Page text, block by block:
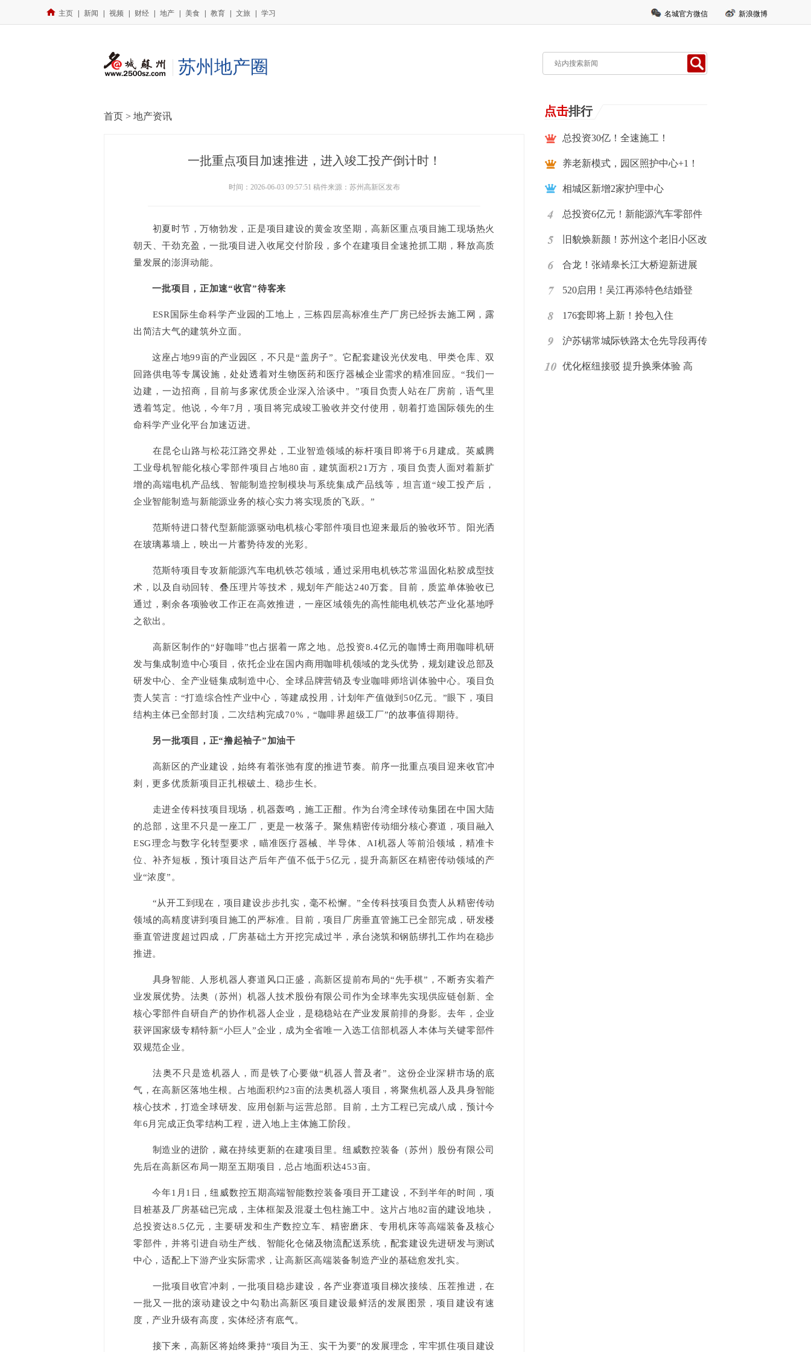
主页 新闻 视频 财经 地产 美食 教育 文旅 学习 名城官方微信 新浪微博
苏州地产圈
首页 > 地产资讯
一批重点项目加速推进，进入竣工投产倒计时！
时间：2026-06-03 09:57:51 稿件来源：苏州高新区发布
初夏时节，万物勃发，正是项目建设的黄金攻坚期，高新区重点项目施工现场热火
朝天、干劲充盈，一批项目进入收尾交付阶段，多个在建项目全速抢抓工期，释放高质
量发展的澎湃动能。
一批项目，正加速“收官”待客来
ESR国际生命科学产业园的工地上，三栋四层高标准生产厂房已经拆去施工网，露
出简洁大气的建筑外立面。
这座占地99亩的产业园区，不只是“盖房子”。它配套建设光伏发电、甲类仓库、双
回路供电等专属设施，处处透着对生物医药和医疗器械企业需求的精准回应。“我们一
边建，一边招商，目前与多家优质企业深入洽谈中。”项目负责人站在厂房前，语气里
透着笃定。他说，今年7月，项目将完成竣工验收并交付使用，朝着打造国际领先的生
命科学产业化平台加速迈进。
在昆仑山路与松花江路交界处，工业智造领域的标杆项目即将于6月建成。英威腾
工业母机智能化核心零部件项目占地80亩，建筑面积21万方，项目负责人面对着新扩
增的高端电机产品线、智能制造控制模块与系统集成产品线等，坦言道“竣工投产后，
企业智能制造与新能源业务的核心实力将实现质的飞跃。”
范斯特进口替代型新能源驱动电机核心零部件项目也迎来最后的验收环节。阳光洒
在玻璃幕墙上，映出一片蓄势待发的光彩。
范斯特项目专攻新能源汽车电机铁芯领域，通过采用电机铁芯常温固化粘胶成型技
术，以及自动回转、叠压理片等技术，规划年产能达240万套。目前，质监单体验收已
通过，剩余各项验收工作正在高效推进，一座区域领先的高性能电机铁芯产业化基地呼
之欲出。
高新区制作的“好咖啡”也占据着一席之地。总投资8.4亿元的咖博士商用咖啡机研
发与集成制造中心项目，依托企业在国内商用咖啡机领域的龙头优势，规划建设总部及
研发中心、全产业链集成制造中心、全球品牌营销及专业咖啡师培训体验中心。项目负
责人笑言：“打造综合性产业中心，等建成投用，计划年产值做到50亿元。”眼下，项目
结构主体已全部封顶，二次结构完成70%，“咖啡界超级工厂”的故事值得期待。
另一批项目，正“撸起袖子”加油干
高新区的产业建设，始终有着张弛有度的推进节奏。前序一批重点项目迎来收官冲
刺，更多优质新项目正扎根破土、稳步生长。
走进全传科技项目现场，机器轰鸣，施工正酣。作为台湾全球传动集团在中国大陆
的总部，这里不只是一座工厂，更是一枚落子。聚焦精密传动细分核心赛道，项目融入
ESG理念与数字化转型要求，瞄准医疗器械、半导体、AI机器人等前沿领域，精准卡
位、补齐短板，预计项目达产后年产值不低于5亿元，提升高新区在精密传动领域的产
业“浓度”。
“从开工到现在，项目建设步步扎实，毫不松懈。”全传科技项目负责人从精密传动
领域的高精度讲到项目施工的严标准。目前，项目厂房垂直管施工已全部完成，研发楼
垂直管进度超过四成，厂房基础土方开挖完成过半，承台浇筑和钢筋绑扎工作均在稳步
推进。
具身智能、人形机器人赛道风口正盛，高新区提前布局的“先手棋”，不断夯实着产
业发展优势。法奥（苏州）机器人技术股份有限公司作为全球率先实现供应链创新、全
核心零部件自研自产的协作机器人企业，是稳稳站在产业发展前排的身影。去年，企业
获评国家级专精特新“小巨人”企业，成为全省唯一入选工信部机器人本体与关键零部件
双规范企业。
法奥不只是造机器人，而是铁了心要做“机器人普及者”。这份企业深耕市场的底
气，在高新区落地生根。占地面积约23亩的法奥机器人项目，将聚焦机器人及具身智能
核心技术，打造全球研发、应用创新与运营总部。目前，土方工程已完成八成，预计今
年6月完成正负零结构工程，进入地上主体施工阶段。
制造业的进阶，藏在持续更新的在建项目里。纽威数控装备（苏州）股份有限公司
先后在高新区布局一期至五期项目，总占地面积达453亩。
今年1月1日，纽威数控五期高端智能数控装备项目开工建设，不到半年的时间，项
目桩基及厂房基础已完成，主体框架及混凝土包柱施工中。这片占地82亩的建设地块，
总投资达8.5亿元，主要研发和生产数控立车、精密磨床、专用机床等高端装备及核心
零部件，并将引进自动生产线、智能化仓储及物流配送系统，配套建设先进研发与测试
中心，适配上下游产业实际需求，让高新区高端装备制造产业的基础愈发扎实。
一批项目收官冲刺，一批项目稳步建设，各产业赛道项目梯次接续、压茬推进，在
一批又一批的滚动建设之中勾勒出高新区项目建设最鲜活的发展图景，项目建设有速
度，产业升级有高度，实体经济有底气。
接下来，高新区将始终秉持“项目为王、实干为要”的发展理念，牢牢抓住项目建设
点击排行
总投资30亿！全速施工！
养老新模式，园区照护中心+1！
相城区新增2家护理中心
总投资6亿元！新能源汽车零部件
旧貌焕新颜！苏州这个老旧小区改
合龙！张靖皋长江大桥迎新进展
520启用！吴江再添特色结婚登
176套即将上新！拎包入住
沪苏锡常城际铁路太仓先导段再传
优化枢纽接驳 提升换乘体验 高